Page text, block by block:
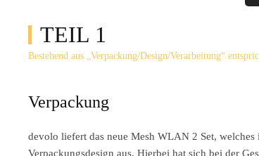
TEIL 1
Bestehend aus „Verpackung/Design/Verarbeitung“
Verpackung
devolo liefert das neue Mesh WLAN 2 Set,
Verpackungsdesign aus. Hierbei hat sich bei der